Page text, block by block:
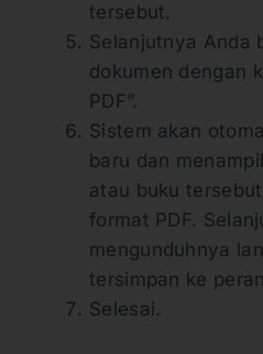
tersebut.
Selanjutnya Anda
dokumen dengan
PDF”.
Sistem akan
baru dan
atau buku
format PDF.
mengunduhnya
tersimpan ke
Selesai.